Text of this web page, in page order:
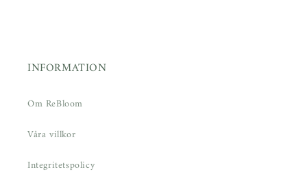
INFORMATION
Om ReBloom
Våra villkor
Integritetspolicy